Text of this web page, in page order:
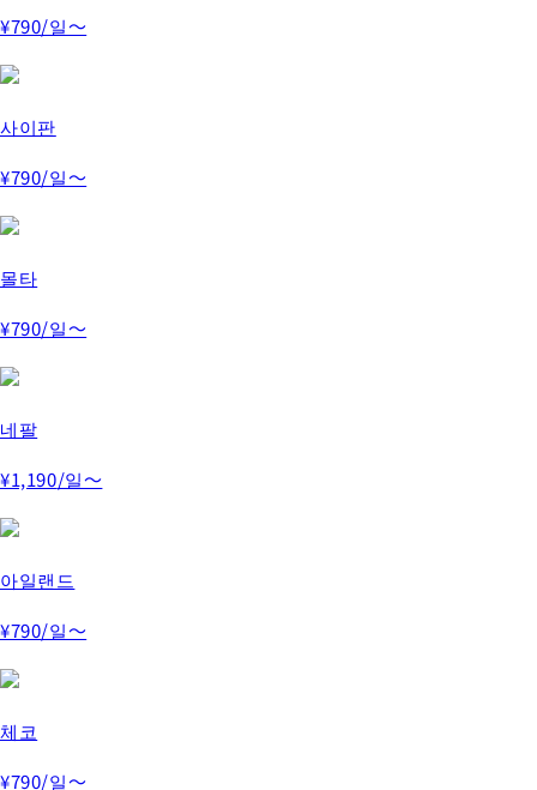
¥790/일～
사이판
¥790/일～
몰타
¥790/일～
네팔
¥1,190/일～
아일랜드
¥790/일～
체코
¥790/일～